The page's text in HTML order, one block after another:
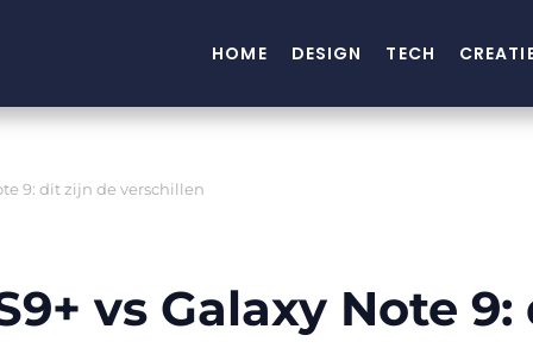
HOME DESIGN TECH
9: dit zijn de verschillen
vs Galaxy Note